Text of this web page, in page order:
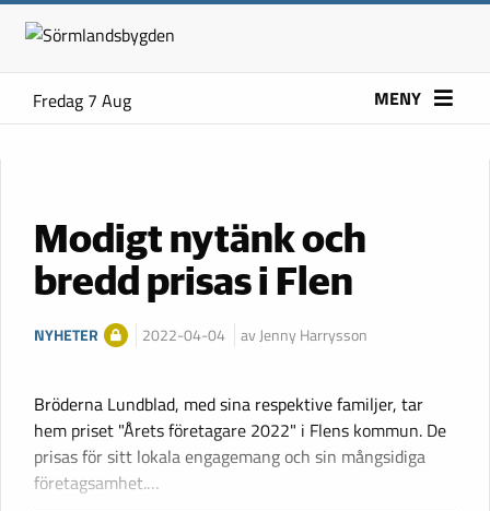
Fredag 7 Aug MENY
Modigt nytänk och
bredd prisas i Flen
NYHETER 2022-04-04 av Jenny Harrysson
Bröderna Lundblad, med sina respektive familjer, tar
hem priset "Årets företagare 2022" i Flens kommun. De
prisas för sitt lokala engagemang och sin mångsidiga
företagsamhet.…